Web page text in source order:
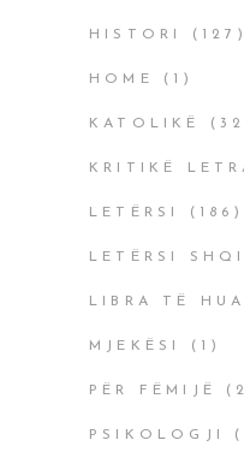
HISTORI (127)
HOME (1)
KATOLIKË
KRITIKË
LETËRSI (186)
LETËRSI
LIBRA TË
MJEKËSI (1)
PËR FËMIJË
PSIKOLOGJI